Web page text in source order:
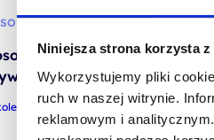
Niniejsza strona korzysta
Wykorzystujemy pliki
ruch w naszej witrynie.
reklamowym i
365
365: Niezbędnik
pracownika
E-MS365 / PL e-learning